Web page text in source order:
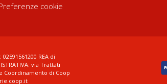
cookie
REA di
via Trattati
Coordinamento di Coop